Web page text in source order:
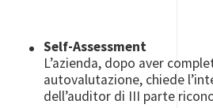
Self-Assessment
L’azienda, dopo aver
autovalutazione, chiede
dell’auditor di III parte